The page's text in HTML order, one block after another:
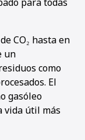
CO₂ hasta en
un
como
El
gasóleo
vida útil más